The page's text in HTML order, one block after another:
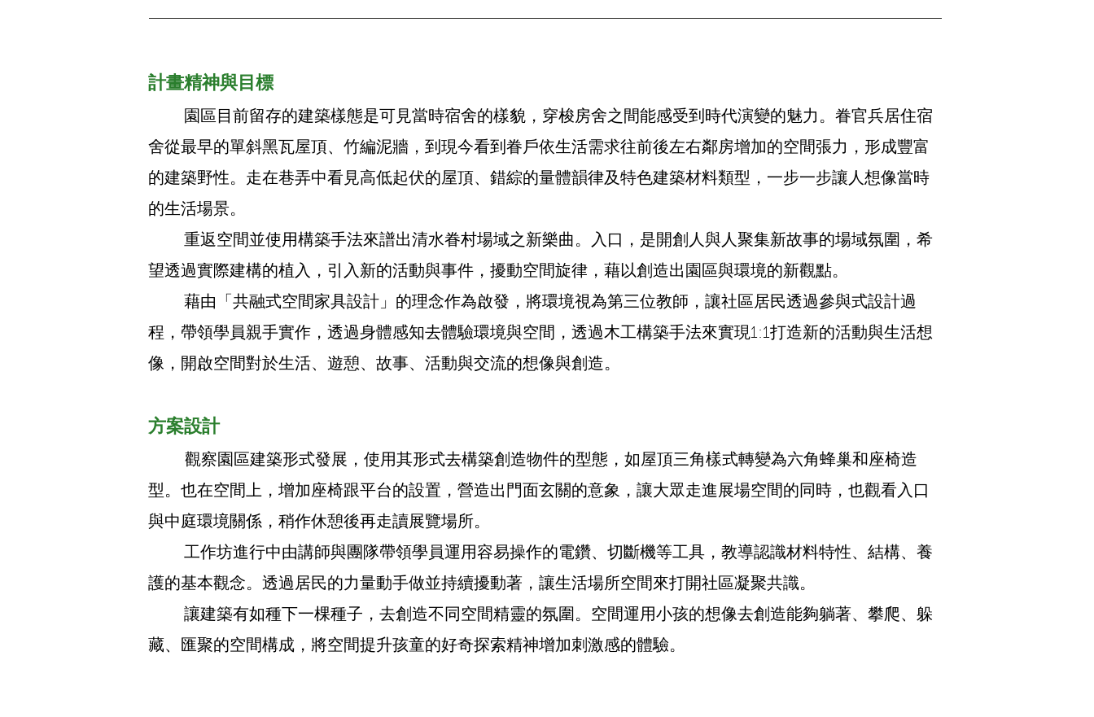
計畫精神與目 標
園區目前留存的建築樣態是可見當時宿舍的樣貌，穿梭房舍之間能感受到時代演變的魅力。眷官兵居住宿
舍從最早的單斜黑瓦屋頂、竹編泥牆，到現今看到眷戶依生活需求往前後左右鄰房增加的空間張力，形成豐富
的建築野性。走在巷弄中看見高低起伏的屋頂、錯綜的量體韻律及特色建築材料類型，一步一步讓人想像當時
的生活場景。
重返空間並使用構築手法來譜出清水眷村場域之新樂曲。入口，是開創人與人聚集新故事的場域氛圍，希
望透過實際建構的植入，引入新的活動與事件，擾動空間旋律，藉以創造出園區與環境的新觀點。
藉由「共融式空間家具設計」的理念作為啟發，將環境視為第三位教師，讓社區居民透過參與式設計過
程，帶領學員親手實作，透過身體感知去體驗環境與空間，透過木工構築手法來實現1:1打造新的活動與生活想
像，開啟空間對於生活、遊憩、故事、活動與交流的想像與創造。
方案設計
觀察園區建築形式發展，使用其形式去構築創造物件的型態，如屋頂三角樣式轉變為六角蜂巢和座椅造
型。也在空間上，增加座椅跟平台的設置，營造出門面玄關的意象，讓大眾走進展場空間的同時，也觀看入口
與中庭環境關係，稍作休憩後再走讀展覽場所。
工作坊進行中由講師與團隊帶領學員運用容易操作的電鑽、切斷機等工具，教導認識材料特性、結構、養
護的基本觀念。透過居民的力量動手做並持續擾動著，讓生活場所空間來打開社區凝聚共識。
讓建築有如種下一棵種子，去創造不同空間精靈的氛圍。空間運用小孩的想像去創造能夠躺著、攀爬、躲
藏、匯聚的空間構成，將空間提升孩童的好奇探索精神增加刺激感的體驗。